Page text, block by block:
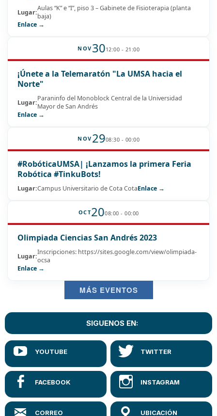
Lugar:Aulas “K” e “I”, piso 3 – Gabinete de Fisioterapia (planta
baja)
Enlace →
NOV 3012:00 - 21:00
¡Únete a la Telemaratón "La UMSA hacia el
Norte"
Lugar:Paraninfo del Monoblock Central de la Universidad
Mayor de San Andrés
Enlace →
NOV 2908:30 - 00:00
#RobóticaUMSA| ¡Lanzamos la primera Feria
Robótica #TinkuBots!
Lugar:Campus Universitario de Cota CotaEnlace →
OCT2008:00 - 00:00
Olimpiada Ciencias San Andrés 2023
Lugar:Inscripciones: https://sites.google.com/view/olimpiada-
ocsa
Enlace →
MÁS EVENTOS
SIGUENOS EN: